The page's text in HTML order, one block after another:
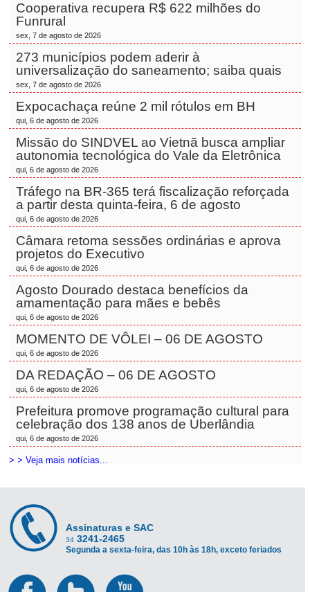
Cooperativa recupera R$ 622 milhões do
Funrural
sex, 7 de agosto de 2026
273 municípios podem aderir à
universalização do saneamento; saiba quais
sex, 7 de agosto de 2026
Expocachaça reúne 2 mil rótulos em BH
qui, 6 de agosto de 2026
Missão do SINDVEL ao Vietnã busca ampliar
autonomia tecnológica do Vale da Eletrônica
qui, 6 de agosto de 2026
Tráfego na BR-365 terá fiscalização reforçada
a partir desta quinta-feira, 6 de agosto
qui, 6 de agosto de 2026
Câmara retoma sessões ordinárias e aprova
projetos do Executivo
qui, 6 de agosto de 2026
Agosto Dourado destaca benefícios da
amamentação para mães e bebês
qui, 6 de agosto de 2026
MOMENTO DE VÔLEI – 06 DE AGOSTO
qui, 6 de agosto de 2026
DA REDAÇÃO – 06 DE AGOSTO
qui, 6 de agosto de 2026
Prefeitura promove programação cultural para
celebração dos 138 anos de Uberlândia
qui, 6 de agosto de 2026
> > Veja mais notícias...
Assinaturas e SAC
34 3241-2465
Segunda a sexta-feira, das 10h às 18h, exceto feriados